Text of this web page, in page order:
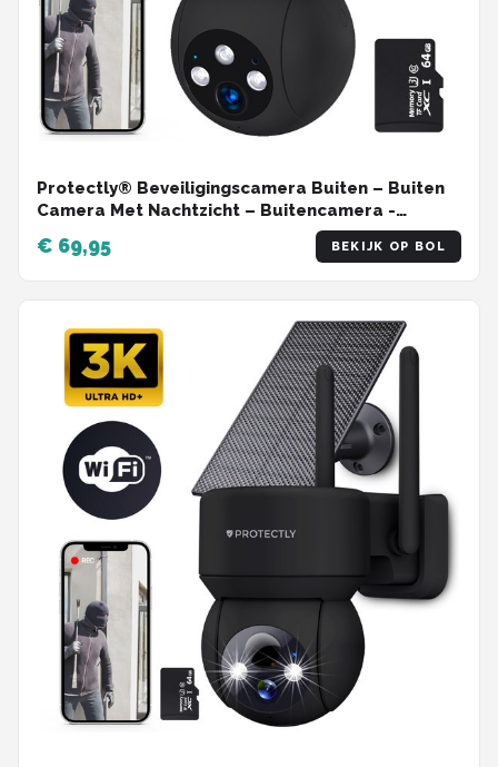
Protectly® Beveiligingscamera Buiten – Buiten
Camera Met Nachtzicht – Buitencamera -
Security camera - 3K HD 5MP - Met WiFi en APP -
Incl. 64GB SD - Zwart
€ 69,95 BEKIJK OP BOL